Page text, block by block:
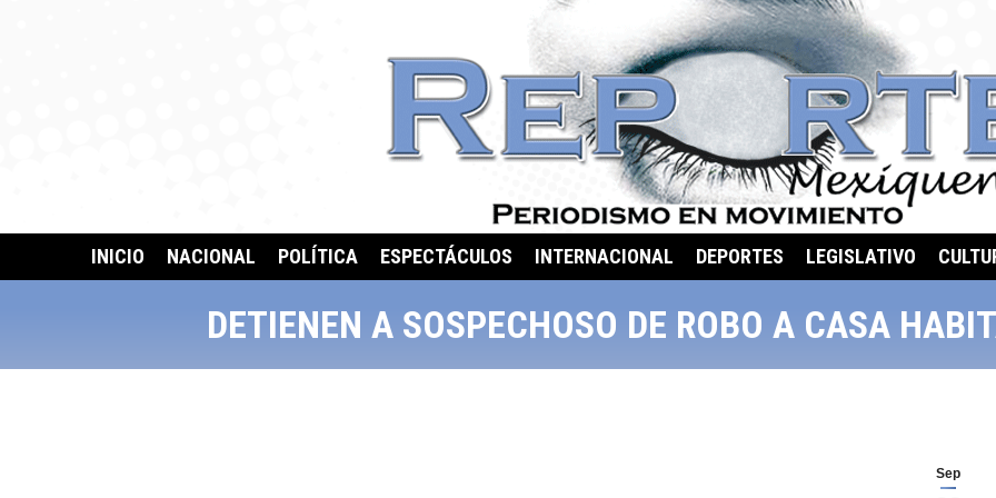
INICIO NACIONAL POLÍTICA ESPECTÁCULOS INTERNACIONAL DEPORTES LEGISLATIVO
DETIENEN A SOSPECHOSO DE ROBO A CASA
Sep